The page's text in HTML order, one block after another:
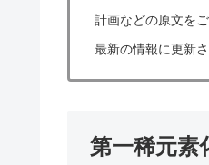
計画などの原文を
最新の情報に更新
第一稀元素